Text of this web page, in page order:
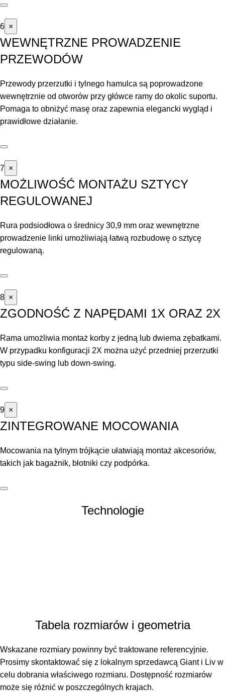
6 ×
WEWNĘTRZNE PROWADZENIE
PRZEWODÓW
Przewody przerzutki i tylnego hamulca są poprowadzone
wewnętrznie od otworów przy główce ramy do okolic suportu.
Pomaga to obniżyć masę oraz zapewnia elegancki wygląd i
prawidłowe działanie.
7 ×
MOŻLIWOŚĆ MONTAŻU SZTYCY
REGULOWANEJ
Rura podsiodłowa o średnicy 30,9 mm oraz wewnętrzne
prowadzenie linki umożliwiają łatwą rozbudowę o sztycę
regulowaną.
8 ×
ZGODNOŚĆ Z NAPĘDAMI 1X ORAZ 2X
Rama umożliwia montaż korby z jedną lub dwiema zębatkami.
W przypadku konfiguracji 2X można użyć przedniej przerzutki
typu side-swing lub down-swing.
9 ×
ZINTEGROWANE MOCOWANIA
Mocowania na tylnym trójkącie ułatwiają montaż akcesoriów,
takich jak bagażnik, błotniki czy podpórka.
Technologie
Tabela rozmiarów i geometria
Wskazane rozmiary powinny być traktowane referencyjnie.
Prosimy skontaktować się z lokalnym sprzedawcą Giant i Liv w
celu dobrania właściwego rozmiaru. Dostępność rozmiarów
może się różnić w poszczególnych krajach.